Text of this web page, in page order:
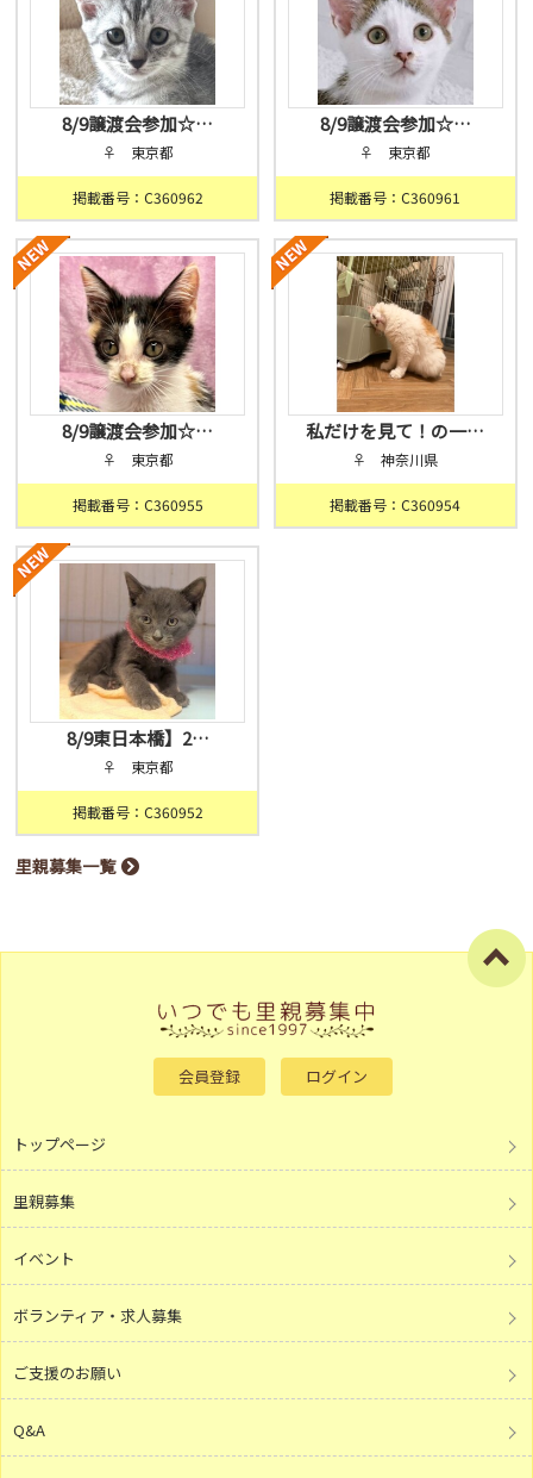
8/9譲渡会参加☆…
♀ 東京都
掲載番号：C360962
8/9譲渡会参加☆…
♀ 東京都
掲載番号：C360961
8/9譲渡会参加☆…
♀ 東京都
掲載番号：C360955
私だけを見て！の一…
♀ 神奈川県
掲載番号：C360954
8/9東日本橋】2…
♀ 東京都
掲載番号：C360952
里親募集一覧
会員登録 ログイン
トップページ
里親募集
イベント
ボランティア・求人募集
ご支援のお願い
Q&A